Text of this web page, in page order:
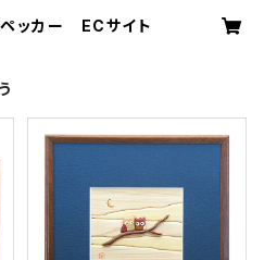
ッカー ECサイト